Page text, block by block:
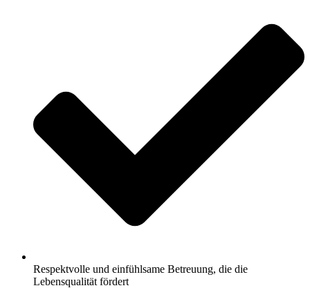
Respektvolle und einfühlsame Betreuung, die die
Lebensqualität fördert